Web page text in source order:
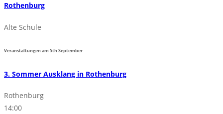
Rothenburg
Alte Schule
Veranstaltungen am5thSeptember
3. Sommer Ausklang in Rothenburg
Rothenburg
14:00